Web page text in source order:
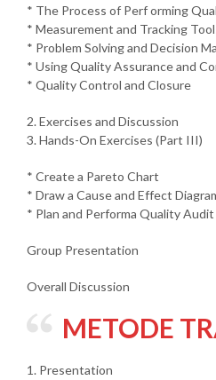
* The Process of Perf orming
* Measurement and Tracking
* Problem Solving and Decision
* Using Quality Assurance and
* Quality Control and Closure
2. Exercises and Discussion
3. Hands-On Exercises (Part III)
* Create a Pareto Chart
* Draw a Cause and Effect
* Plan and Performa Quality Audit
Group Presentation
Overall Discussion
METODE
1. Presentation